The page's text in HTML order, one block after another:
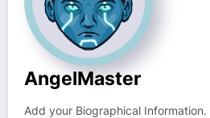
AngelMaster
Add your Biographical Information.